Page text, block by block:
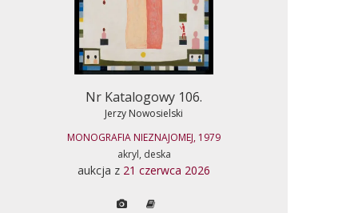
Nr Katalogowy 106.
Jerzy Nowosielski
MONOGRAFIA NIEZNAJOMEJ, 1979
akryl, deska
aukcja z 21 czerwca 2026